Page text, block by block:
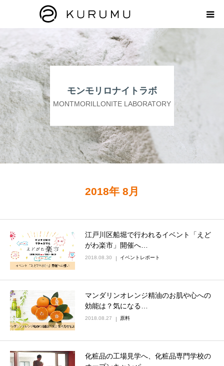
モンモリロナイトラボ
MONTMORILLONITE LABORATORY
2018年 8月
江戸川区船堀で行われるイベント「えど
がわ楽市」開催へ…
2018.08.30 イベントレポート
マンダリンオレンジ精油のお肌や心への
効能は？気になる…
2018.08.27 原料
化粧品の工場見学へ、化粧品専門学校の
HOME
ABOUT
プロダクト
モンモリロナイトラボ
お知らせ